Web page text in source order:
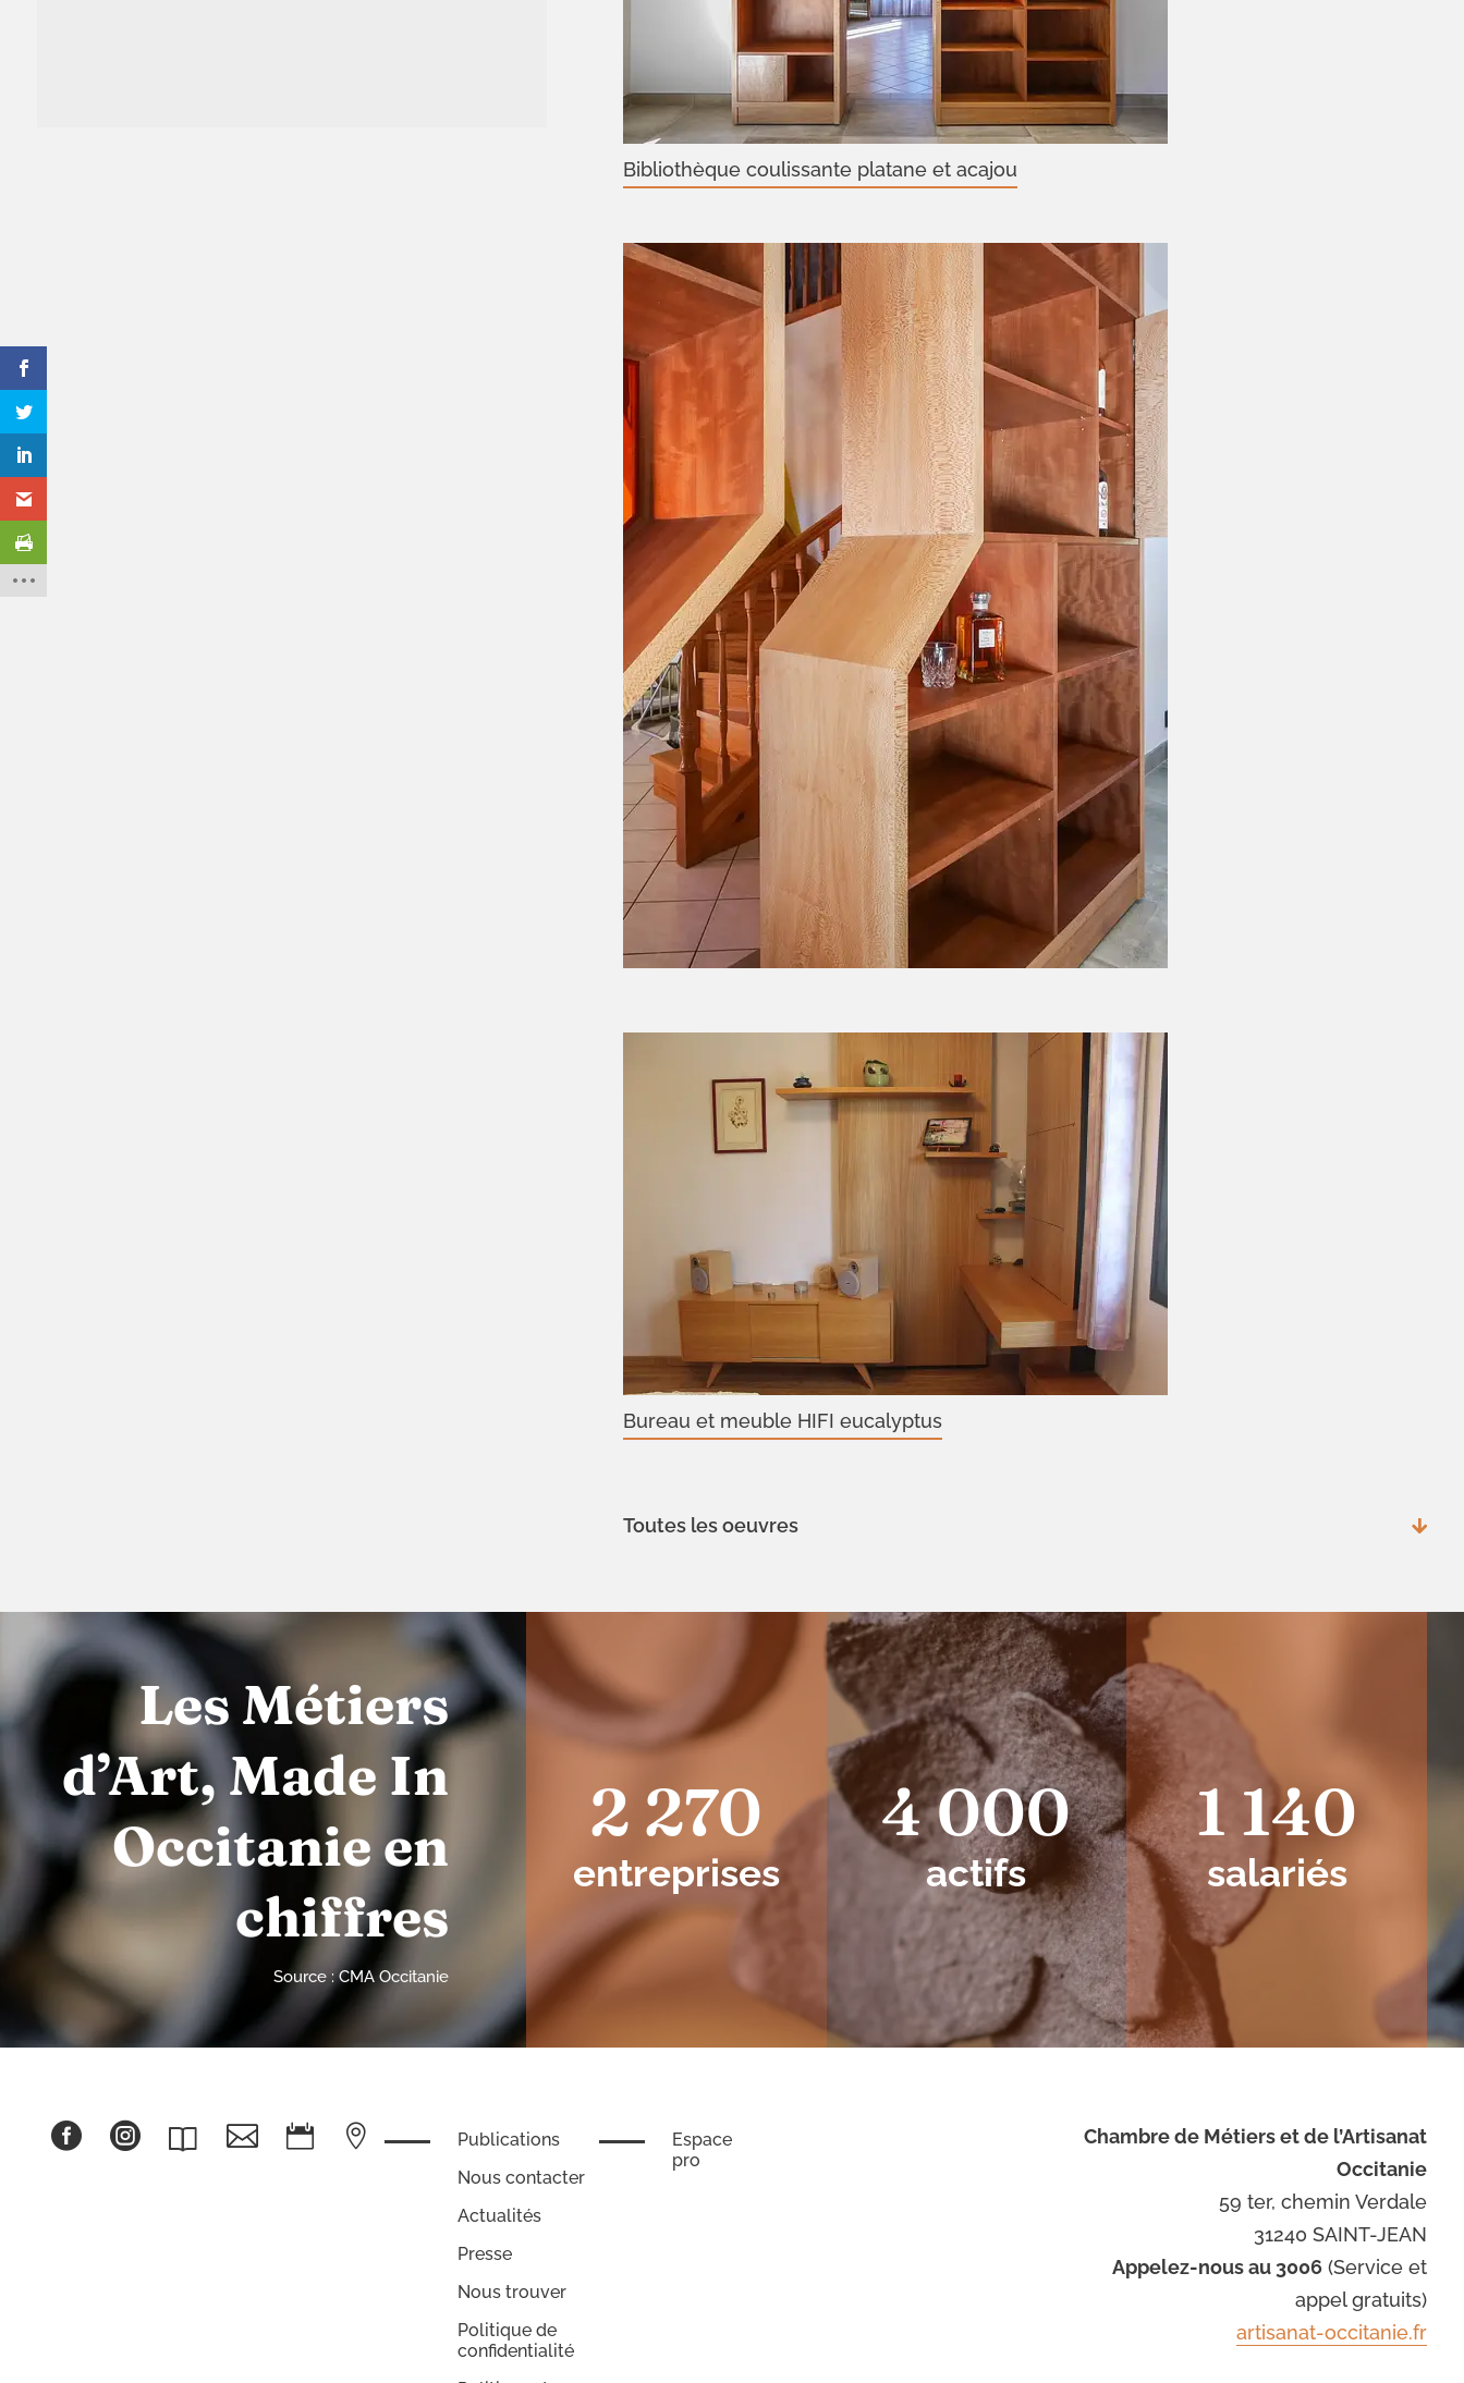
Bibliothèque coulissante platane et acajou
Bureau et meuble HIFI eucalyptus
Toutes les oeuvres
Les Métiers
d’Art, Made In
Occitanie en
chiffres
Source : CMA Occitanie
2 270
entreprises
4 000
actifs
1 140
salariés
    
Publications
Nous contacter
Actualités
Presse
Nous trouver
Politique de
confidentialité
Espace
pro
Chambre de Métiers et de l’Artisanat
Occitanie
59 ter, chemin Verdale
31240 SAINT-JEAN
Appelez-nous au 3006 (Service et
appel gratuits)
artisanat-occitanie.fr